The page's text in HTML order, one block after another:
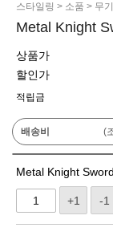
스타일링 > 소품 > 무기
Metal Knight
상품가
할인가
적립금
배송비 (
Metal Knight
+1 -1